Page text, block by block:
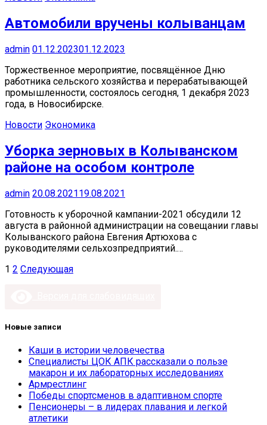
Автомобили вручены колыванцам
admin 01.12.202301.12.2023
Торжественное мероприятие, посвящённое Дню
работника сельского хозяйства и перерабатывающей
промышленности, состоялось сегодня, 1 декабря 2023
года, в Новосибирске.
Новости Экономика
Уборка зерновых в Колыванском
районе на особом контроле
admin 20.08.202119.08.2021
Готовность к уборочной кампании-2021 обсудили 12
августа в районной администрации на совещании главы
Колыванского района Евгения Артюхова с
руководителями сельхозпредприятий.…
Пагинация
1 2 Следующая
Новые записи
Каши в истории человечества
Специалисты ЦОК АПК рассказали о пользе
макарон и их лабораторных исследованиях
Армрестлинг
Победы спортсменов в адаптивном спорте
Пенсионеры – в лидерах плавания и легкой
атлетики